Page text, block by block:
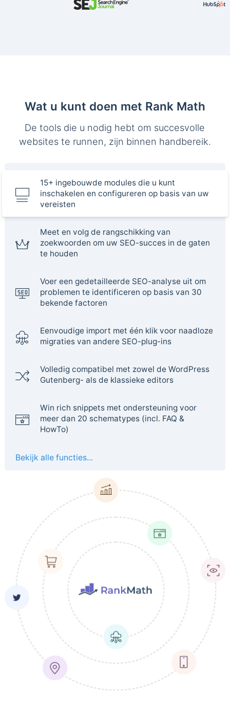
Wat u kunt doen met Rank Math
De tools die u nodig hebt om succesvolle
websites te runnen, zijn binnen handbereik.
15+ ingebouwde modules die u kunt
inschakelen en configureren op basis van uw
vereisten
Meet en volg de rangschikking van
zoekwoorden om uw SEO-succes in de gaten
te houden
Voer een gedetailleerde SEO-analyse uit om
problemen te identificeren op basis van 30
bekende factoren
Eenvoudige import met één klik voor naadloze
migraties van andere SEO-plug-ins
Volledig compatibel met zowel de WordPress
Gutenberg- als de klassieke editors
Win rich snippets met ondersteuning voor
meer dan 20 schematypes (incl. FAQ &
HowTo)
Bekijk alle functies...